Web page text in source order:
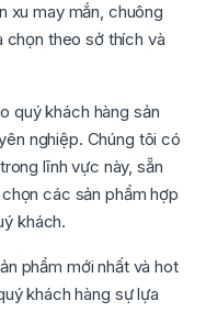
xu may mắn, chuông
theo sở thích và
quý khách hàng sản
nghiệp. Chúng tôi có
lĩnh vực này, sẵn
các sản phẩm hợp
khách.
phẩm mới nhất và hot
khách hàng sự lựa